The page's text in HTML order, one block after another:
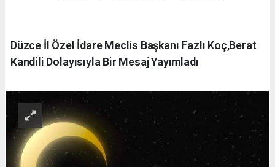
Düzce İl Özel İdare Meclis Başkanı Fazlı Koç,Berat
Kandili Dolayısıyla Bir Mesaj Yayımladı